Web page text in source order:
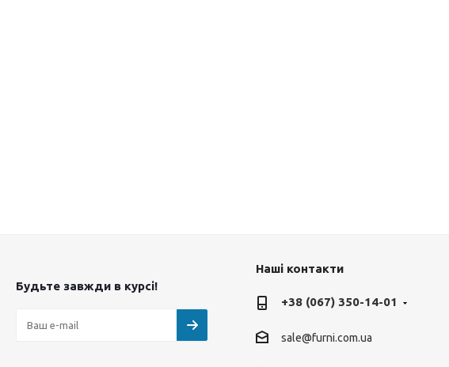
Будьте завжди в курсі!
Наші контакти
+38 (067) 350-14-01
sale@furni.com.ua